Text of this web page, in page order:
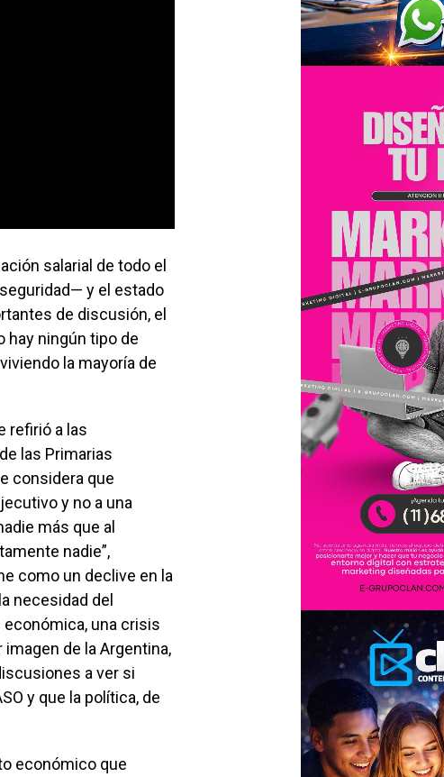
salarial de todo el
y el estado
de discusión, el
hay ningún tipo de
la mayoría de
refirió a las
las Primarias
considera que
y no a una
más que al
nadie”,
como un declive en la
necesidad del
una crisis
de la Argentina,
a ver si
y que la política, de
económico que